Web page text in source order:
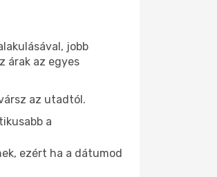
jobb
árak az egyes
az utadtól.
a
ezért ha a dátumod